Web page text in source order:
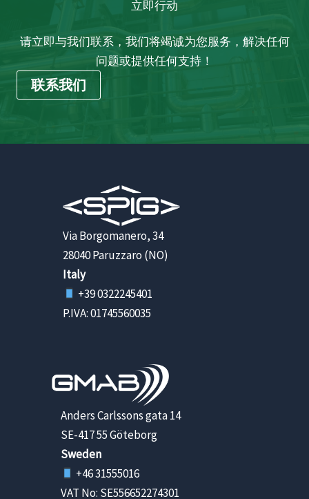
立即行动
请立即与我们联系，我们将竭诚为您服务，解决任何
问题或提供任何支持！
联系我们
Via Borgomanero, 34
28040 Paruzzaro (NO)
Italy
+39 0322245401
P.IVA: 01745560035
Anders Carlssons gata 14
SE-417 55 Göteborg
Sweden
+46 31555016
VAT No: SE556652274301